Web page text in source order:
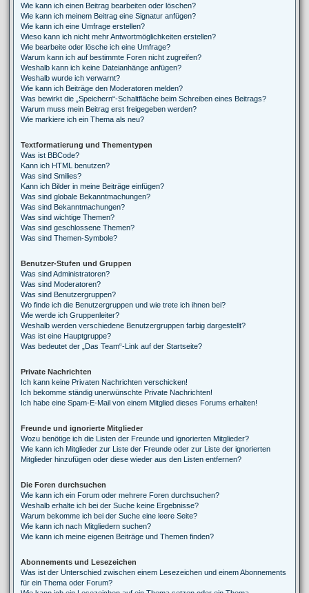
Wie kann ich einen Beitrag bearbeiten oder löschen?
Wie kann ich meinem Beitrag eine Signatur anfügen?
Wie kann ich eine Umfrage erstellen?
Wieso kann ich nicht mehr Antwortmöglichkeiten erstellen?
Wie bearbeite oder lösche ich eine Umfrage?
Warum kann ich auf bestimmte Foren nicht zugreifen?
Weshalb kann ich keine Dateianhänge anfügen?
Weshalb wurde ich verwarnt?
Wie kann ich Beiträge den Moderatoren melden?
Was bewirkt die „Speichern“-Schaltfläche beim Schreiben eines Beitrags?
Warum muss mein Beitrag erst freigegeben werden?
Wie markiere ich ein Thema als neu?
Textformatierung und Thementypen
Was ist BBCode?
Kann ich HTML benutzen?
Was sind Smilies?
Kann ich Bilder in meine Beiträge einfügen?
Was sind globale Bekanntmachungen?
Was sind Bekanntmachungen?
Was sind wichtige Themen?
Was sind geschlossene Themen?
Was sind Themen-Symbole?
Benutzer-Stufen und Gruppen
Was sind Administratoren?
Was sind Moderatoren?
Was sind Benutzergruppen?
Wo finde ich die Benutzergruppen und wie trete ich ihnen bei?
Wie werde ich Gruppenleiter?
Weshalb werden verschiedene Benutzergruppen farbig dargestellt?
Was ist eine Hauptgruppe?
Was bedeutet der „Das Team“-Link auf der Startseite?
Private Nachrichten
Ich kann keine Privaten Nachrichten verschicken!
Ich bekomme ständig unerwünschte Private Nachrichten!
Ich habe eine Spam-E-Mail von einem Mitglied dieses Forums erhalten!
Freunde und ignorierte Mitglieder
Wozu benötige ich die Listen der Freunde und ignorierten Mitglieder?
Wie kann ich Mitglieder zur Liste der Freunde oder zur Liste der ignorierten
Mitglieder hinzufügen oder diese wieder aus den Listen entfernen?
Die Foren durchsuchen
Wie kann ich ein Forum oder mehrere Foren durchsuchen?
Weshalb erhalte ich bei der Suche keine Ergebnisse?
Warum bekomme ich bei der Suche eine leere Seite?
Wie kann ich nach Mitgliedern suchen?
Wie kann ich meine eigenen Beiträge und Themen finden?
Abonnements und Lesezeichen
Was ist der Unterschied zwischen einem Lesezeichen und einem Abonnements
für ein Thema oder Forum?